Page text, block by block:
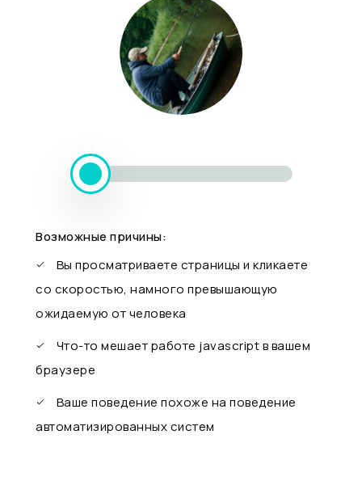
Возможные причины:
Вы просматриваете страницы и кликаете
со скоростью, намного превышающую
ожидаемую от человека
Что-то мешает работе javascript в вашем
браузере
Ваше поведение похоже на поведение
автоматизированных систем